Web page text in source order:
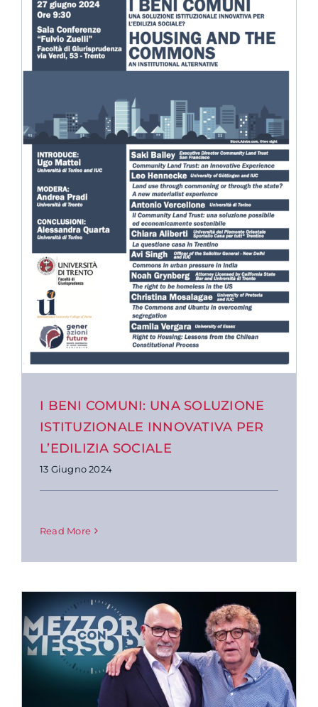
I BENI COMUNI: UNA SOLUZIONE
ISTITUZIONALE INNOVATIVA PER
L’EDILIZIA SOCIALE
13 Giugno 2024
Read More